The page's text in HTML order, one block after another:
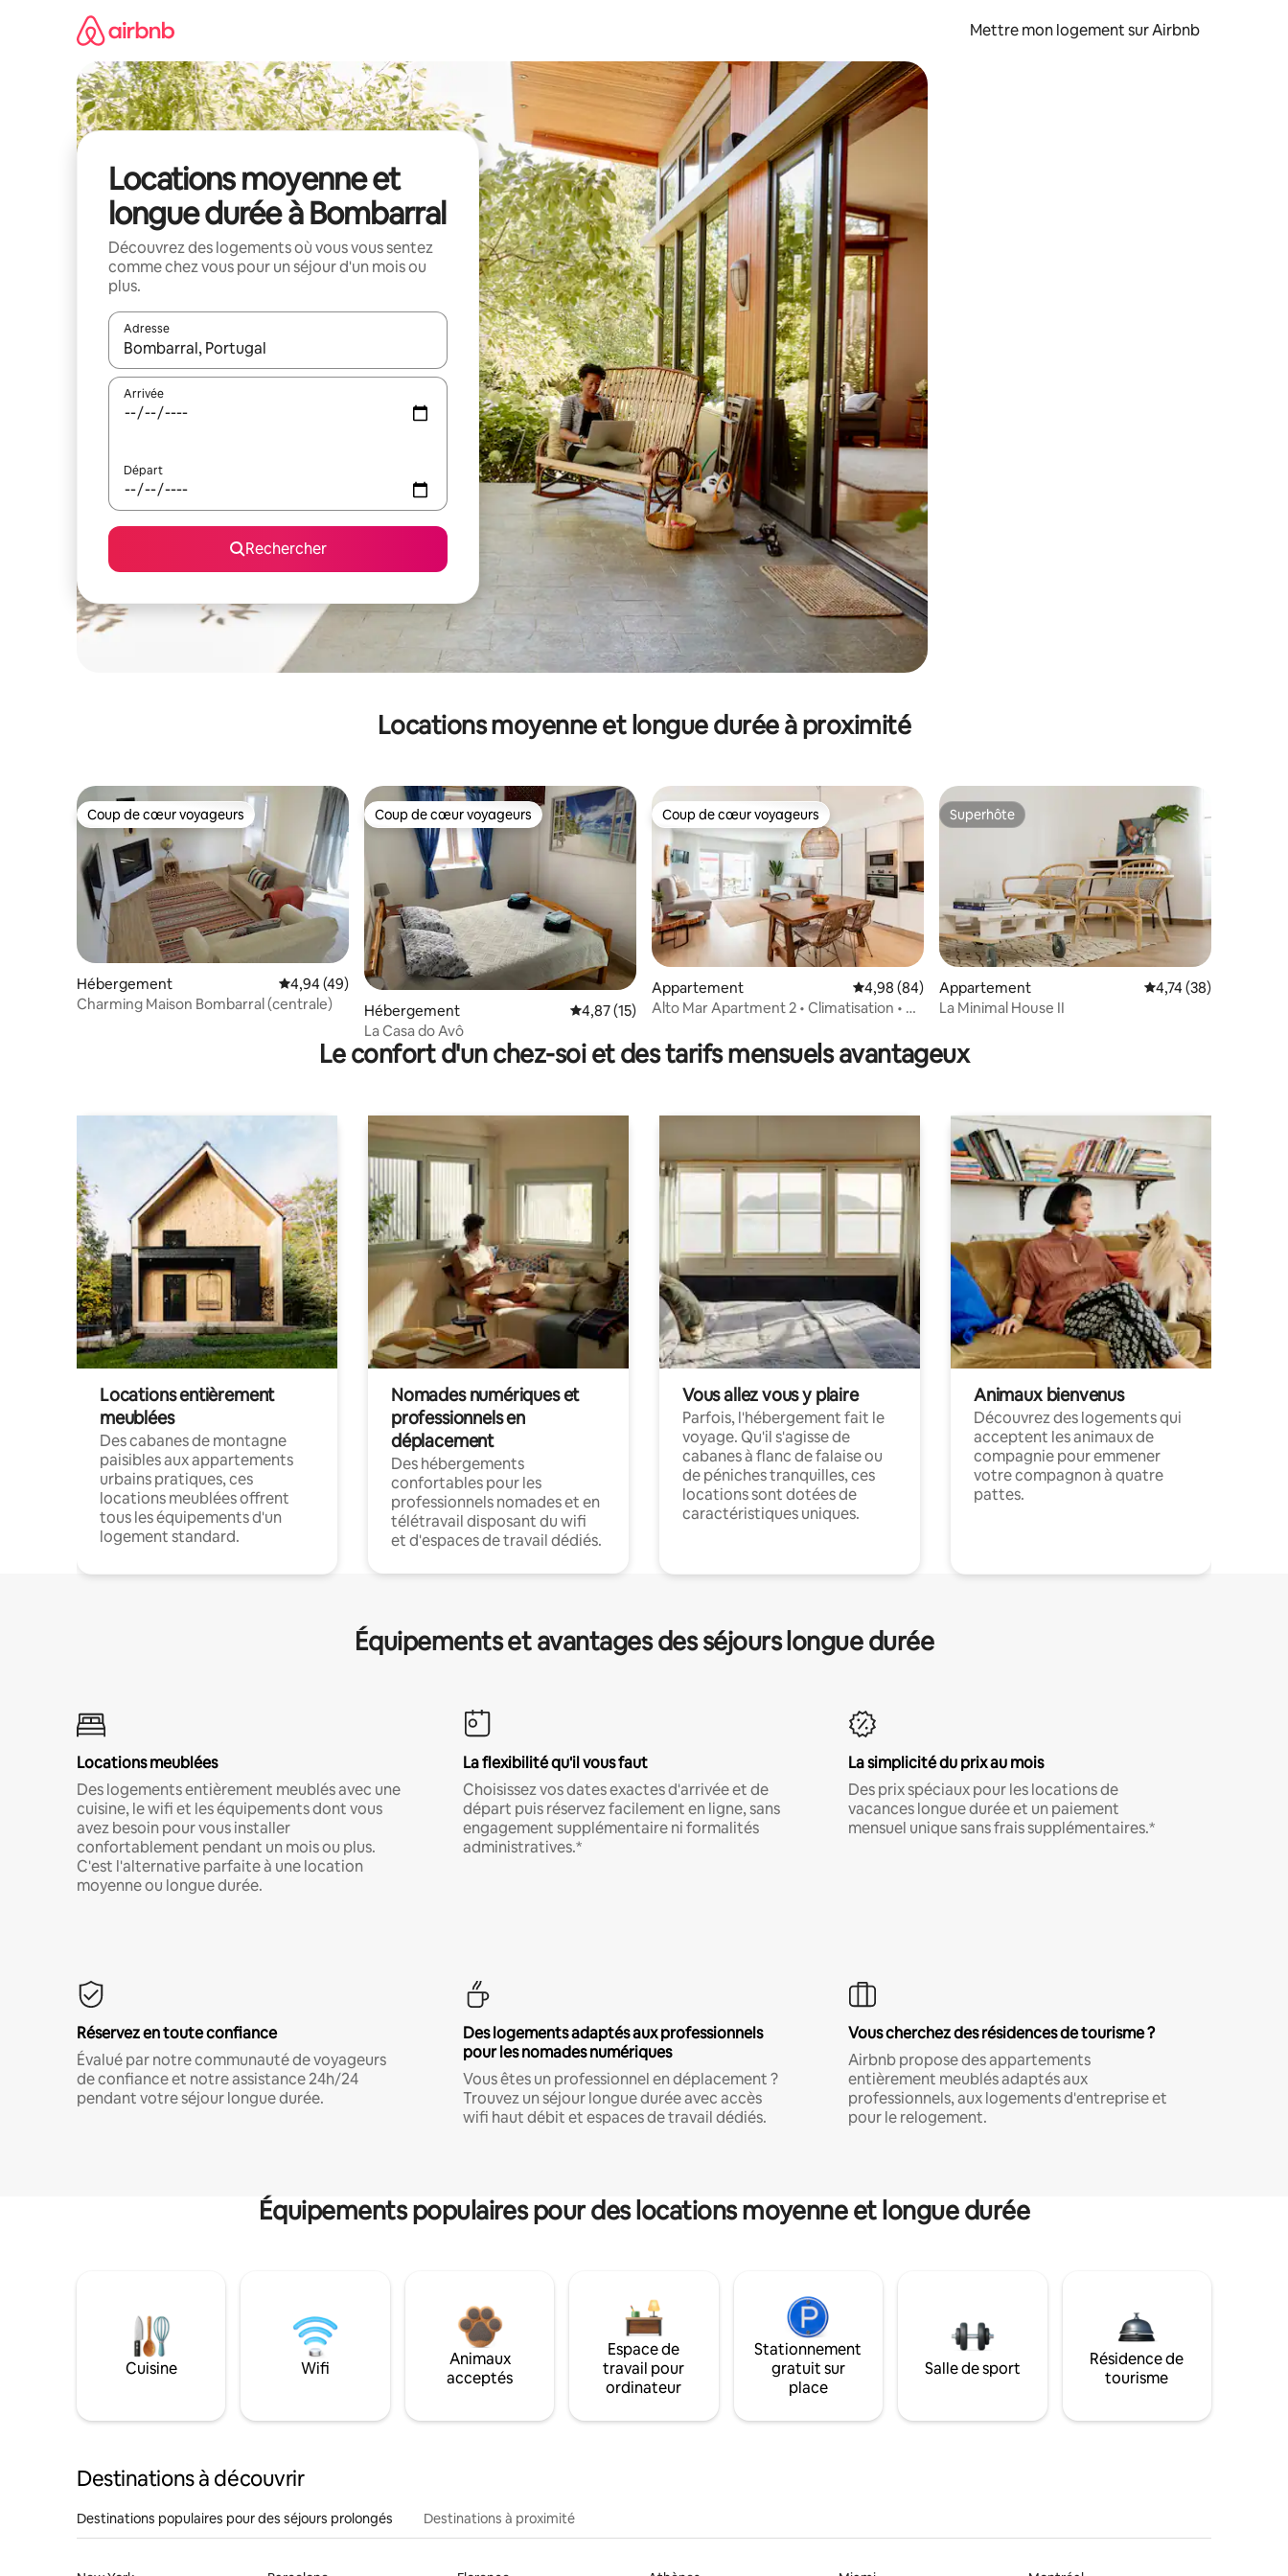
Mettre mon logement sur Airbnb
Locations moyenne et
longue durée à Bombarral
Découvrez des logements où vous vous sentez
comme chez vous pour un séjour d'un mois ou
plus.
Adresse
Lorsque les résultats s'affichent, utilisez les flèches vers le haut et vers le bas pour les parcourir ou en appuyant et en faisant glisser.
Arrivée
Départ
Rechercher
Locations moyenne et longue durée à proximité
Coup de cœur voyageurs
Coup de cœur voyageurs
Hébergement Évaluation moyenne sur la base de 49 commentaires : 4,94 sur 5
4,94 (49)
Charming Maison Bombarral (centrale)
Coup de cœur voyageurs
Coup de cœur voyageurs
Hébergement Évaluation moyenne sur la base de 15 commentaires : 4,87 sur 5
4,87 (15)
La Casa do Avô
Coup de cœur voyageurs
Coup de cœur voyageurs
Appartement Évaluation moyenne sur la base de 84 commentaires : 4,98 sur 5
4,98 (84)
Alto Mar Apartment 2 • Climatisation • À
Superhôte
Superhôte
Appartement Évaluation moyenne
4,74 (38)
La Minimal House II
Le confort d'un chez-soi et des tarifs mensuels avantageux
Locations entièrement
meublées
Des cabanes de montagne
paisibles aux appartements
urbains pratiques, ces
locations meublées offrent
tous les équipements d'un
logement standard.
Nomades numériques et
professionnels en
déplacement
Des hébergements
confortables pour les
professionnels nomades et en
télétravail disposant du wifi
et d'espaces de travail dédiés.
Vous allez vous y plaire
Parfois, l'hébergement fait le
voyage. Qu'il s'agisse de
cabanes à flanc de falaise ou
de péniches tranquilles, ces
locations sont dotées de
caractéristiques uniques.
Animaux bienvenus
Découvrez des logements qui
acceptent les animaux de
compagnie pour emmener
votre compagnon à quatre
pattes.
Équipements et avantages des séjours longue durée
Locations meublées
Des logements entièrement meublés avec une
cuisine, le wifi et les équipements dont vous
avez besoin pour vous installer
confortablement pendant un mois ou plus.
C'est l'alternative parfaite à une location
moyenne ou longue durée.
La flexibilité qu'il vous faut
Choisissez vos dates exactes d'arrivée et de
départ puis réservez facilement en ligne, sans
engagement supplémentaire ni formalités
administratives.*
La simplicité du prix au mois
Des prix spéciaux pour les locations de
vacances longue durée et un paiement
mensuel unique sans frais supplémentaires.*
Réservez en toute confiance
Évalué par notre communauté de voyageurs
de confiance et notre assistance 24h/24
pendant votre séjour longue durée.
Des logements adaptés aux professionnels
pour les nomades numériques
Vous êtes un professionnel en déplacement ?
Trouvez un séjour longue durée avec accès
wifi haut débit et espaces de travail dédiés.
Vous cherchez des résidences de tourisme ?
Airbnb propose des appartements
entièrement meublés adaptés aux
professionnels, aux logements d'entreprise et
pour le relogement.
Équipements populaires pour des locations moyenne et longue durée
Cuisine Wifi
Animaux
acceptés
Espace de
travail pour
ordinateur
Stationnement
gratuit sur
place
Salle de sport
Résidence de
tourisme
Destinations à découvrir
Destinations populaires pour des séjours prolongés Destinations à proximité